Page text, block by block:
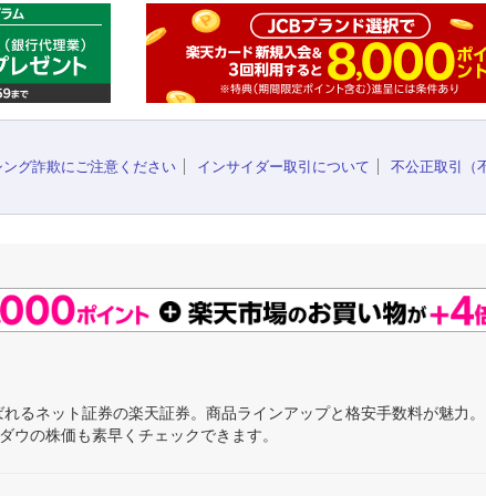
ング詐欺にご注意ください インサイダー取引について
不公正取引（
るネット証券の楽天証券。商品ラインアップと格安手数料が魅力
の株価も素早くチェックできます。